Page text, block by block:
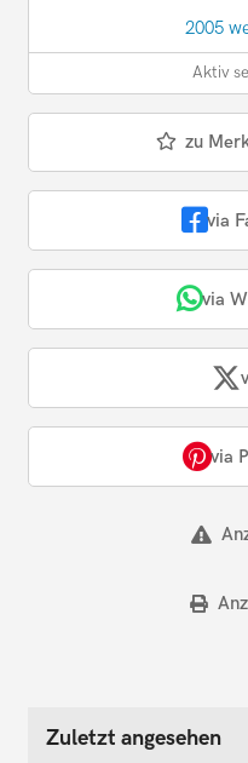
2005
Aktiv
zu
via
via
via
Zuletzt angesehen